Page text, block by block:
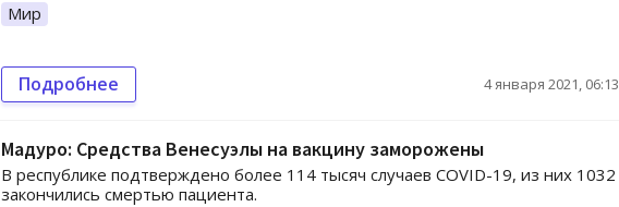
Мир
Подробнее 4 января 2021, 06:13
Мадуро: Средства Венесуэлы на вакцину заморожены
В республике подтверждено более 114 тысяч случаев COVID-19, из них 1032
закончились смертью пациента.